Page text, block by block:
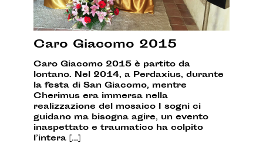
Caro Giacomo 2015
Caro Giacomo 2015 è partito da
lontano. Nel 2014, a Perdaxius, durante
la festa di San Giacomo, mentre
Cherimus era immersa nella
realizzazione del mosaico I sogni ci
guidano ma bisogna agire, un evento
inaspettato e traumatico ha colpito
l’intera […]